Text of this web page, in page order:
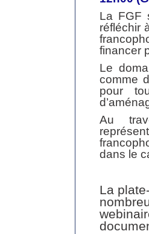
La FGF
réfléchir
financer
Le
comme
pour
Au
dans le
La